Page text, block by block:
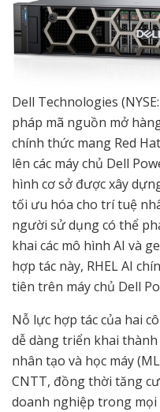
Dell Technologies
pháp mã nguồn mở
chính thức mang Red
lên các máy chủ Dell
hình cơ sở được xây
tối ưu hóa cho trí tuệ
người sử dụng có thể
khai các mô hình AI và
hợp tác này, RHEL AI
tiên trên máy chủ Dell
Nỗ lực hợp tác của hai
dễ dàng triển khai
nhân tạo và học máy
CNTT, đồng thời tăng
doanh nghiệp trong mọi